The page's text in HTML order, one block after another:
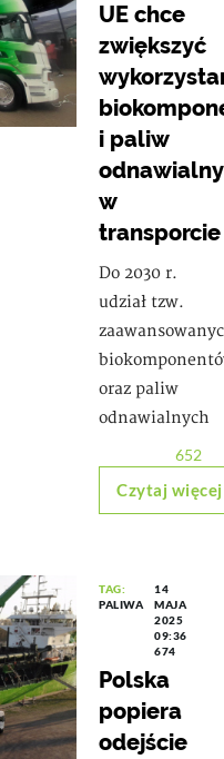
UE chce
zwiększyć
i paliw
w
transporcie
Do 2030 r.
udział tzw.
oraz paliw
odnawialnych
652
Czytaj więcej
TAG:
PALIWA
14
MAJA
2025
09:36
674
Polska
popiera
odejście